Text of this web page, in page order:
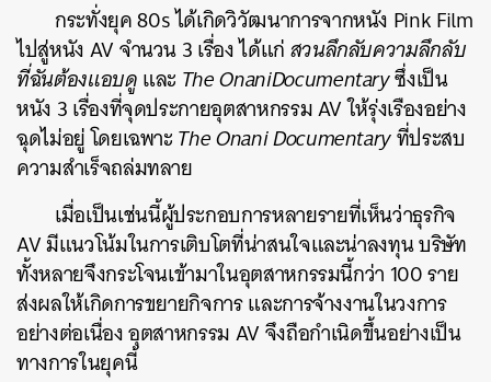
กระทั่งยุค 80s ได้เกิดวิวัฒนาการจากหนัง Pink Film
ไปสู่หนัง AV จำนวน 3 เรื่อง ได้แก่สวนลึกลับความลึกลับ
ที่ฉันต้องแอบดูและ The OnaniDocumentaryซึ่งเป็น
หนัง 3 เรื่องที่จุดประกายอุตสาหกรรม AV ให้รุ่งเรืองอย่าง
ฉุดไม่อยู่ โดยเฉพาะThe Onani Documentaryที่ประสบ
ความสำเร็จถล่มทลาย
เมื่อเป็นเช่นนี้ผู้ประกอบการหลายรายที่เห็นว่าธุรกิจ
AV มีแนวโน้มในการเติบโตที่น่าสนใจและน่าลงทุน บริษัท
ทั้งหลายจึงกระโจนเข้ามาในอุตสาหกรรมนี้กว่า 100 ราย
ส่งผลให้เกิดการขยายกิจการ และการจ้างงานในวงการ
อย่างต่อเนื่อง อุตสาหกรรม AV จึงถือกำเนิดขึ้นอย่างเป็น
ทางการในยุคนี้